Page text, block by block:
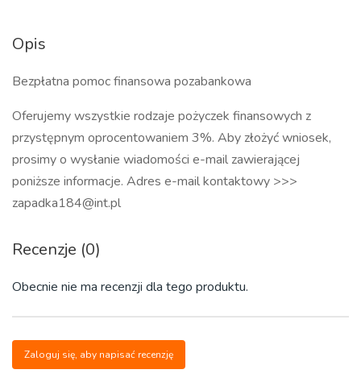
Opis
Bezpłatna pomoc finansowa pozabankowa
Oferujemy wszystkie rodzaje pożyczek finansowych z
przystępnym oprocentowaniem 3%. Aby złożyć wniosek,
prosimy o wysłanie wiadomości e-mail zawierającej
poniższe informacje. Adres e-mail kontaktowy >>>
zapadka184@int.pl
Recenzje (0)
Obecnie nie ma recenzji dla tego produktu.
Zaloguj się, aby napisać recenzję